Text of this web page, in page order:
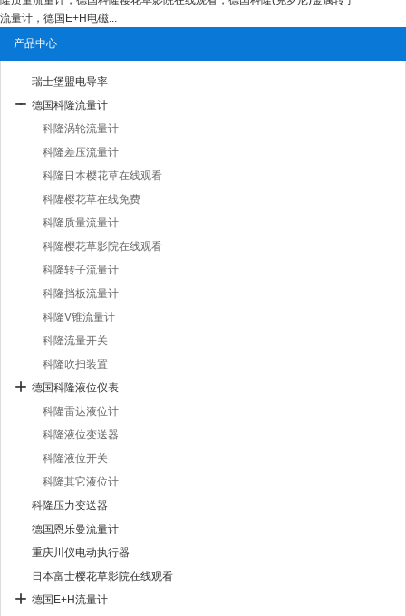
流量计，德国E+H电磁...
产品中心
瑞士堡盟电导率
德国科隆流量计
科隆涡轮流量计
科隆差压流量计
科隆日本樱花草在线观看
科隆樱花草在线免费
科隆质量流量计
科隆樱花草影院在线观看
科隆转子流量计
科隆挡板流量计
科隆V锥流量计
科隆流量开关
科隆吹扫装置
德国科隆液位仪表
科隆雷达液位计
科隆液位变送器
科隆液位开关
科隆其它液位计
科隆压力变送器
德国恩乐曼流量计
重庆川仪电动执行器
日本富士樱花草影院在线观看
德国E+H流量计